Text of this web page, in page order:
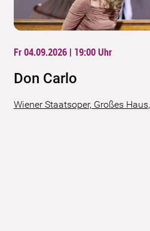
Fr 04.09.2026 | 19:00Uhr
Don Carlo
Wiener Staatsoper, Großes Haus,